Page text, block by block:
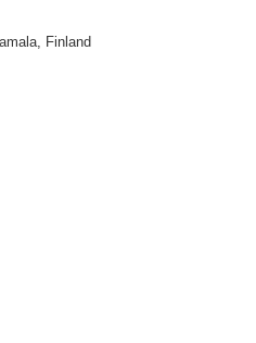
Finland